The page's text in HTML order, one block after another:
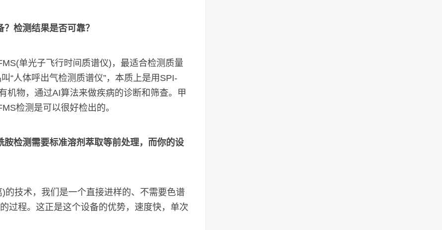
检测结果是否可靠？
单光子飞行时间质谱仪)，最适合检测质量
“人体呼出气检测质谱仪”，本质上是用SPI-
机物，通过AI算法来做疾病的诊断和筛查。甲
检测是可以很好检出的。
检测需要标准溶剂萃取等前处理，而你的设
的技术，我们是一个直接进样的、不需要色谱
过程。这正是这个设备的优势，速度快，单次